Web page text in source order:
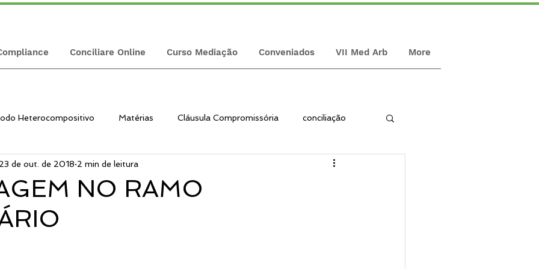
Conciliare Online Curso Mediação Conveniados VII Med Arb More
Heterocompositivo Matérias Cláusula Compromissória conciliação
Método Alternativos
comunidade
NO RAMO
23 de out. de 2018 2 min de leitura